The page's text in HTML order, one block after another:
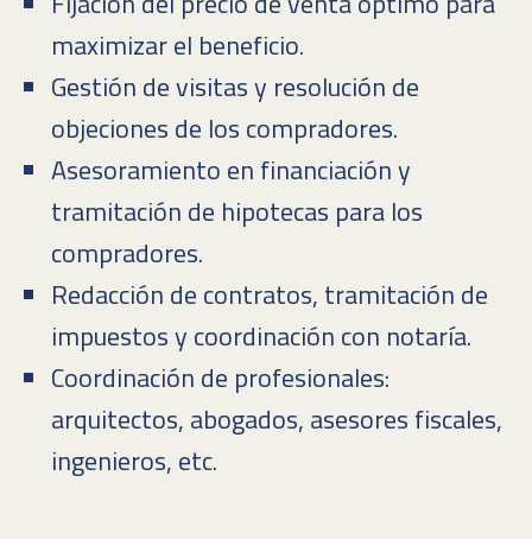
maximizar el beneficio.
Gestión de visitas y resolución de
objeciones de los compradores.
Asesoramiento en financiación y
tramitación de hipotecas para los
compradores.
Redacción de contratos, tramitación de
impuestos y coordinación con notaría.
Coordinación de profesionales:
arquitectos, abogados, asesores fiscales,
ingenieros, etc.